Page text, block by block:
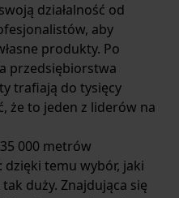
działalność od
aby
produkty. Po
przedsiębiorstwa
trafiają do tysięcy
że to jeden z liderów na
000 metrów
temu wybór, jaki
duży. Znajdująca się